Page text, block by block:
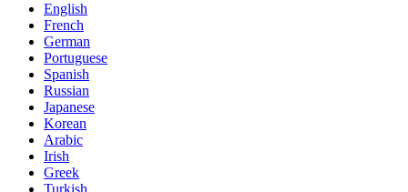
English
French
German
Portuguese
Spanish
Russian
Japanese
Korean
Arabic
Irish
Greek